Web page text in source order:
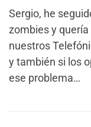
Sergio, he
zombies y
nuestros
y también si los
ese problema…